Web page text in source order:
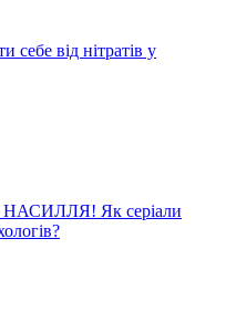
себе від нітратів у
Як серіали